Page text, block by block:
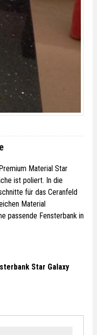
Material Star
ist poliert. In die
für das Ceranfeld
Material
passende Fensterbank in
Star Galaxy